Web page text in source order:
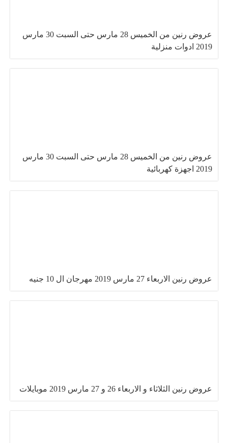
عروض رنين من الخميس 28 مارس حتى السبت 30 مارس
2019 ادوات منزلية
عروض رنين من الخميس 28 مارس حتى السبت 30 مارس
2019 اجهزة كهربائية
عروض رنين الاربعاء 27 مارس 2019 مهرجان ال 10 جنيه
عروض رنين الثلاثاء و الاربعاء 26 و 27 مارس 2019 موبايلات